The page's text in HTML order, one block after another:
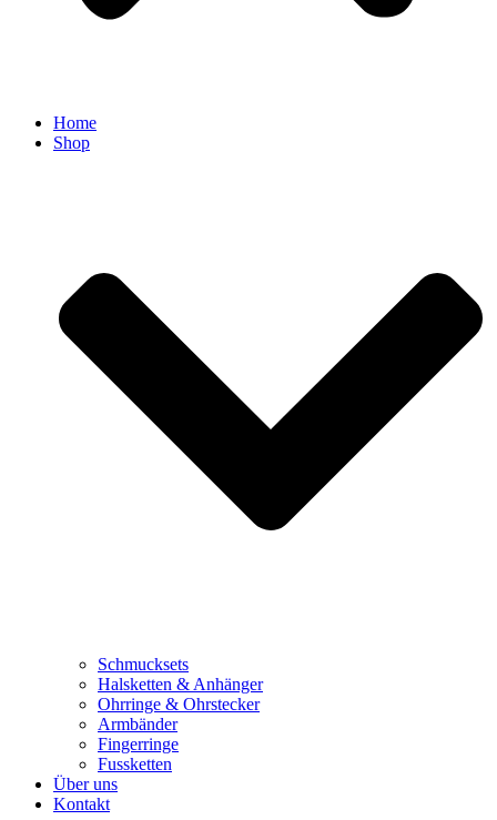
Home
Shop
Schmucksets
Halsketten & Anhänger
Ohrringe & Ohrstecker
Armbänder
Fingerringe
Fussketten
Über uns
Kontakt